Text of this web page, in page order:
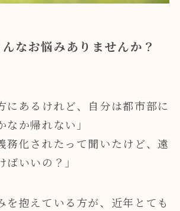
なお悩みありませんか？
にあるけれど、自分は都市部に
か帰れない」
務化されたって聞いたけど、遠
いいの？」
を抱えている方が、近年とても